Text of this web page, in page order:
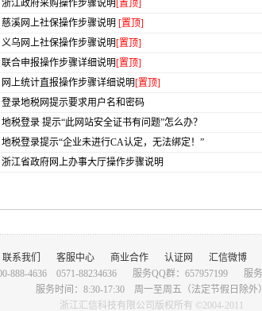
浙江政府采购操作步骤说明[置顶]
慈溪网上社保操作步骤说明 [置顶]
义乌网上社保操作步骤说明[置顶]
联合申报操作步骤详细说明[置顶]
网上统计直报操作步骤详细说明[置顶]
登录地税网提示要求用户名和密码
地税登录 提示“此网站安全证书有问题”怎么办？
地税登录提示“企业未进行CA认定，无法绑定！”
浙江省政府网上办事大厅操作步骤说明
联系我们 客服中心 商业合作 认证网 汇信微博
888-4636 0571-88234636
服务QQ群：657957199
服
服务时间：8:30-17:30 周一至周五（法定节假日除外）
浙江汇信科技有限公司版权所有 ©2004-2011